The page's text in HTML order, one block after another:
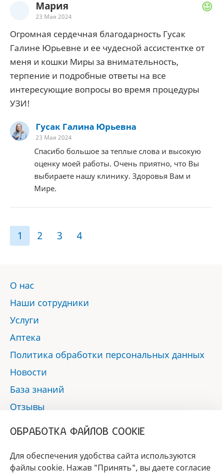
Мария
23 Мая 2024
Огромная сердечная благодарность Гусак
Галине Юрьевне и ее чудесной ассистентке от
меня и кошки Миры за внимательность,
терпение и подробные ответы на все
интересующие вопросы во время процедуры
УЗИ!
Гусак Галина Юрьевна
23 Мая 2024
Спасибо большое за теплые слова и высокую
оценку моей работы. Очень приятно, что Вы
выбираете нашу клинику. Здоровья Вам и
Мире.
1 2 3 4
О нас
Наши сотрудники
Услуги
Аптека
Политика обработки персональных данных
Новости
База знаний
Отзывы
ОБРАБОТКА ФАЙЛОВ COOKIE
Для обеспечения удобства сайта используются
файлы cookie. Нажав "Принять", вы даете согласие